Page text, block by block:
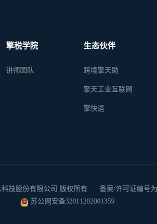
擎税学院
讲师团队
生态伙伴
跨境擎天助
擎天工业互联网
擎快运
技股份有限公司 版权所有 备案/许可证编号
苏公网安备32011202001359